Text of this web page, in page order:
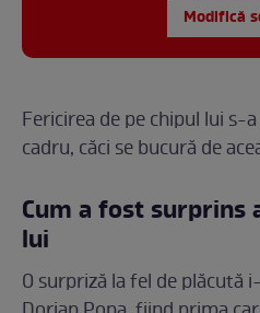
Modifică
Fericirea de pe chipul lui
cadru, căci se bucură de
Cum a fost
lui
O surpriză la fel de plăcută